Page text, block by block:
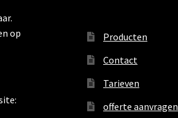
op
Producten
Contact
Tarieven
offerte aanvragen